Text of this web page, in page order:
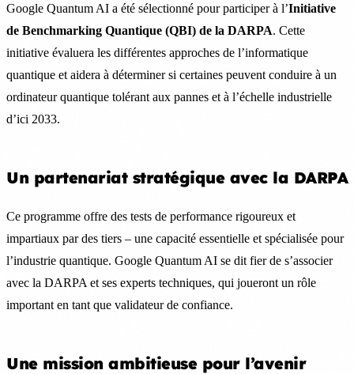
Google Quantum AI a été sélectionné pour participer à l’Initiative
de Benchmarking Quantique (QBI) de la DARPA. Cette
initiative évaluera les différentes approches de l’informatique
quantique et aidera à déterminer si certaines peuvent conduire à un
ordinateur quantique tolérant aux pannes et à l’échelle industrielle
d’ici 2033.
Un partenariat stratégique avec la DARPA
Ce programme offre des tests de performance rigoureux et
impartiaux par des tiers – une capacité essentielle et spécialisée pour
l’industrie quantique. Google Quantum AI se dit fier de s’associer
avec la DARPA et ses experts techniques, qui joueront un rôle
important en tant que validateur de confiance.
Une mission ambitieuse pour l’avenir